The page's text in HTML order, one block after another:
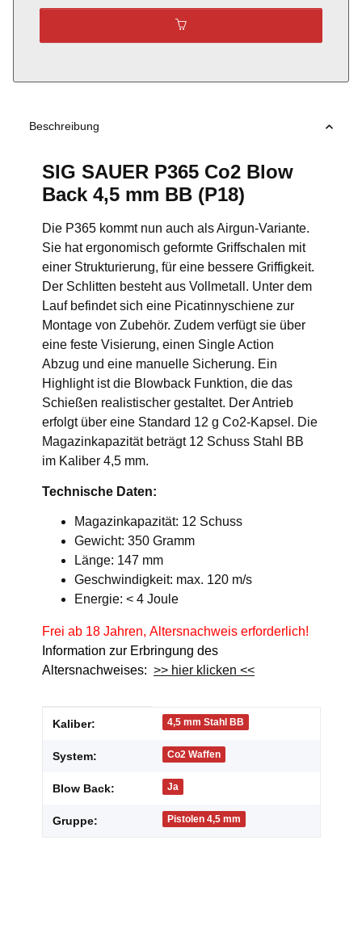
Beschreibung
SIG SAUER P365 Co2 Blow
Back 4,5 mm BB (P18)
Die P365 kommt nun auch als Airgun-Variante.
Sie hat ergonomisch geformte Griffschalen mit
einer Strukturierung, für eine bessere Griffigkeit.
Der Schlitten besteht aus Vollmetall. Unter dem
Lauf befindet sich eine Picatinnyschiene zur
Montage von Zubehör. Zudem verfügt sie über
eine feste Visierung, einen Single Action
Abzug und eine manuelle Sicherung. Ein
Highlight ist die Blowback Funktion, die das
Schießen realistischer gestaltet. Der Antrieb
erfolgt über eine Standard 12 g Co2-Kapsel. Die
Magazinkapazität beträgt 12 Schuss Stahl BB
im Kaliber 4,5 mm.
Technische Daten:
Magazinkapazität: 12 Schuss
Gewicht: 350 Gramm
Länge: 147 mm
Geschwindigkeit: max. 120 m/s
Energie: < 4 Joule
Frei ab 18 Jahren, Altersnachweis erforderlich!
Information zur Erbringung des
Altersnachweises: >> hier klicken <<
Produkteigenschaft
Wert
Kaliber: 4,5 mm Stahl BB
System: Co2 Waffen
Blow Back: Ja
Gruppe: Pistolen 4,5 mm